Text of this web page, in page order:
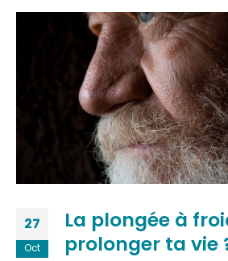
27
Oct
La plongée à
prolonger ta vie